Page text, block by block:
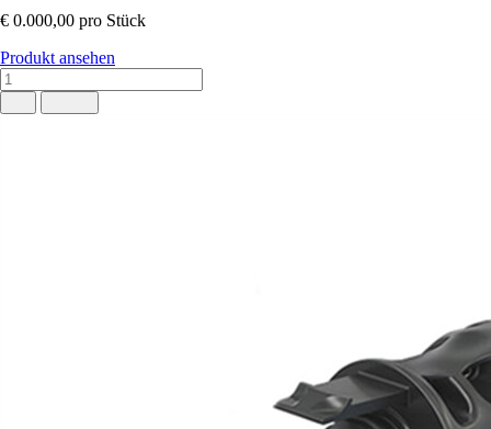
€ 0.000,00 pro Stück
Produkt ansehen